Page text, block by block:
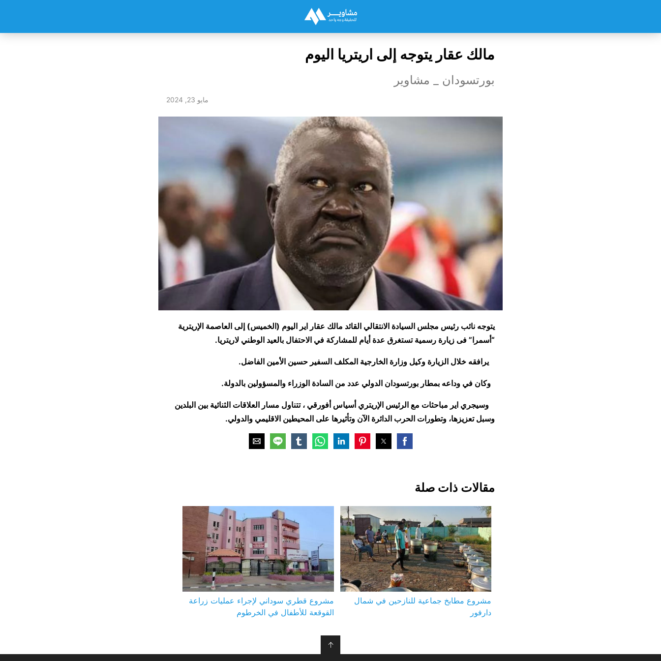
مالك عقار يتوجه إلى اريتريا اليوم
بورتسودان _ مشاوير
مايو 23, 2024
يتوجه نائب رئيس مجلس السيادة الانتقالي القائد مالك عقار اير اليوم (الخميس) إلى العاصمة الإريترية
“أسمرا” فى زيارة رسمية تستغرق عدة أيام للمشاركة في الاحتفال بالعيد الوطني لاريتريا.
يرافقه خلال الزيارة وكيل وزارة الخارجية المكلف السفير حسين الأمين الفاضل.
وكان في وداعه بمطار بورتسودان الدولي عدد من السادة الوزراء والمسؤولين بالدولة.
وسيجري اير مباحثات مع الرئيس الإريتري أسياس أفورقي ، تتناول مسار العلاقات الثنائية بين البلدين
وسبل تعزيزها، وتطورات الحرب الدائرة الآن وتأثيرها على المحيطين الاقليمي والدولي.
مقالات ذات صلة
مشروع مطابخ جماعية للنازحين في شمال
دارفور
مشروع قطري سوداني لإجراء عمليات زراعة
القوقعة للأطفال في الخرطوم
↑